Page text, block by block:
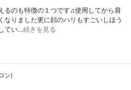
るのも特徴の１つです♫使用してから肩
なりました更に顔のハリもすごいしほう
てい…続きを見る
ン)